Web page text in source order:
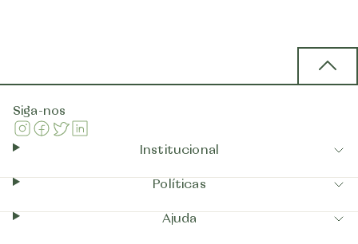
Siga-nos
Instagram
Facebook
Twitter
Institucional
Políticas
Ajuda